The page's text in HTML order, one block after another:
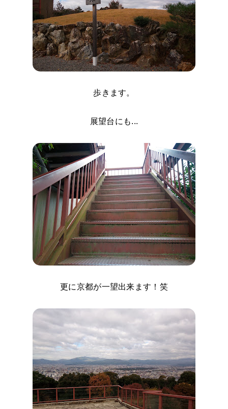
歩きます。
展望台にも...
更に京都が一望出来ます！笑